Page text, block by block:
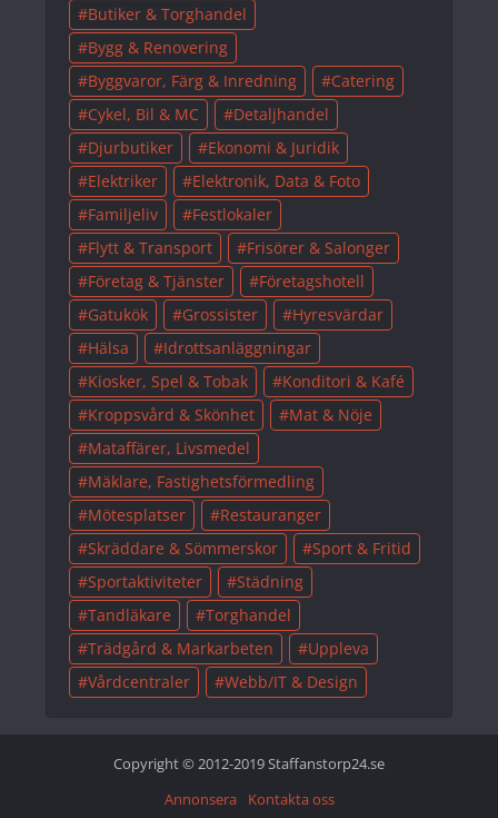
Butiker & Torghandel
Bygg & Renovering
Byggvaror, Färg & Inredning
Catering
Cykel, Bil & MC
Detaljhandel
Djurbutiker
Ekonomi & Juridik
Elektriker
Elektronik, Data & Foto
Familjeliv
Festlokaler
Flytt & Transport
Frisörer & Salonger
Företag & Tjänster
Företagshotell
Gatukök
Grossister
Hyresvärdar
Hälsa
Idrottsanläggningar
Kiosker, Spel & Tobak
Konditori & Kafé
Kroppsvård & Skönhet
Mat & Nöje
Mataffärer, Livsmedel
Mäklare, Fastighetsförmedling
Mötesplatser
Restauranger
Skräddare & Sömmerskor
Sport & Fritid
Sportaktiviteter
Städning
Tandläkare
Torghandel
Trädgård & Markarbeten
Uppleva
Vårdcentraler
Webb/IT & Design
Copyright © 2012-2019 Staffanstorp24.se
Annonsera
Kontakta oss